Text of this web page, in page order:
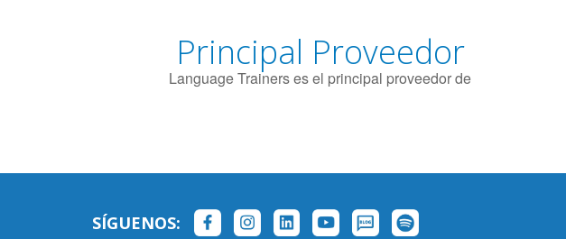
Principal Proveedor
Language Trainers es el principal proveedor de
SÍGUENOS: